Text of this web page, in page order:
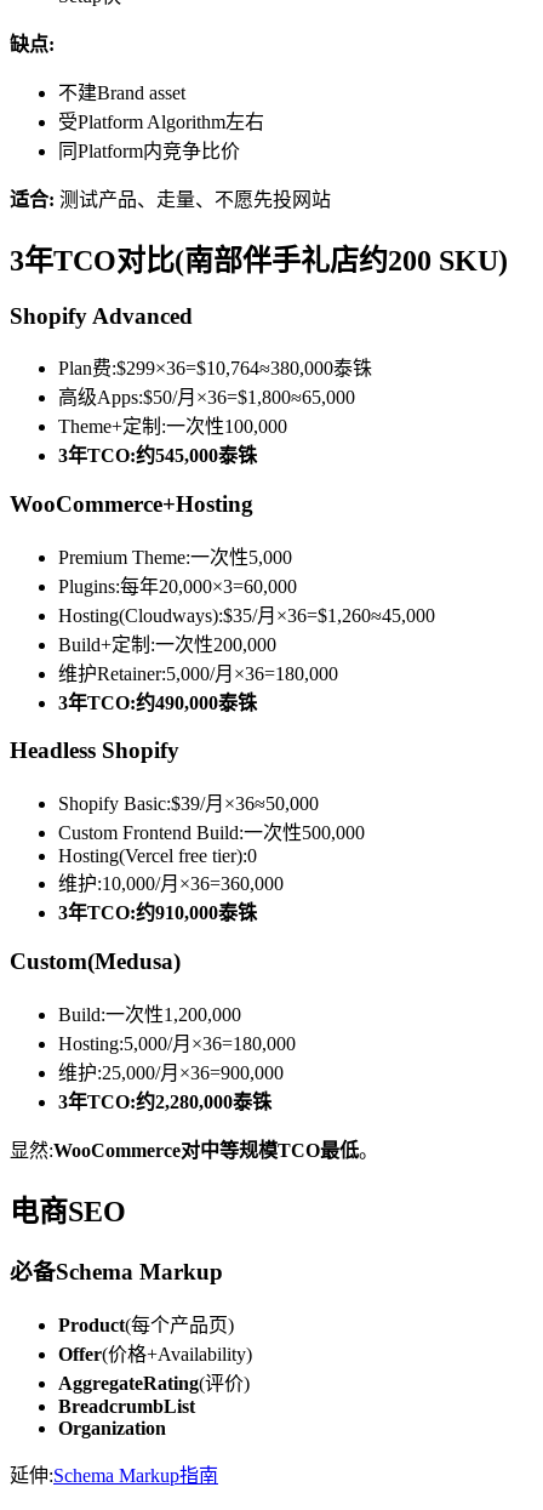
缺点:
不建Brand asset
受Platform Algorithm左右
同Platform内竞争比价
适合: 测试产品、走量、不愿先投网站
3年TCO对比(南部伴手礼店约200 SKU)
Shopify Advanced
Plan费:$299×36=$10,764≈380,000泰铢
高级Apps:$50/月×36=$1,800≈65,000
Theme+定制:一次性100,000
3年TCO:约545,000泰铢
WooCommerce+Hosting
Premium Theme:一次性5,000
Plugins:每年20,000×3=60,000
Hosting(Cloudways):$35/月×36=$1,260≈45,000
Build+定制:一次性200,000
维护Retainer:5,000/月×36=180,000
3年TCO:约490,000泰铢
Headless Shopify
Shopify Basic:$39/月×36≈50,000
Custom Frontend Build:一次性500,000
Hosting(Vercel free tier):0
维护:10,000/月×36=360,000
3年TCO:约910,000泰铢
Custom(Medusa)
Build:一次性1,200,000
Hosting:5,000/月×36=180,000
维护:25,000/月×36=900,000
3年TCO:约2,280,000泰铢
显然:WooCommerce对中等规模TCO最低。
电商SEO
必备Schema Markup
Product(每个产品页)
Offer(价格+Availability)
AggregateRating(评价)
BreadcrumbList
Organization
延伸:Schema Markup指南